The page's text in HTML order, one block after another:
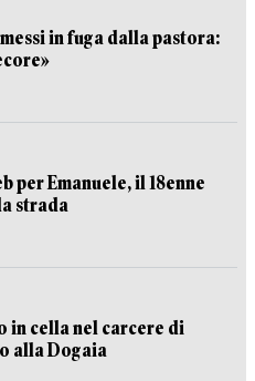
in fuga dalla pastora:
per Emanuele, il 18enne
strada
in cella nel carcere di
alla Dogaia